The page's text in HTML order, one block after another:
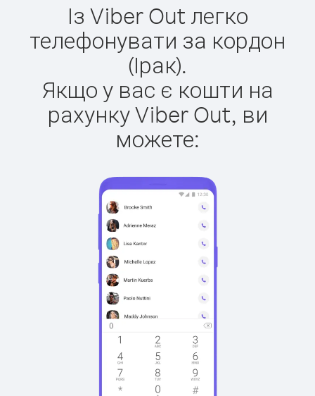
Із Viber Out легко
телефонувати за кордон
(Ірак).
Якщо у вас є кошти на
рахунку Viber Out, ви
можете: